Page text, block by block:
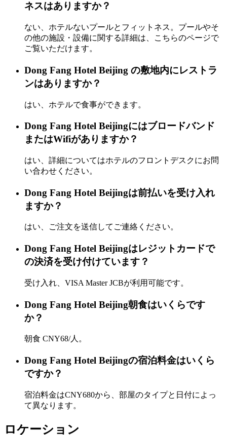
ネスはありますか？
ない、ホテルないプールとフィットネス。プールやそ
の他の施設・設備に関する詳細は、こちらのページで
ご覧いただけます。
Dong Fang Hotel Beijing の敷地内にレストラ
ンはありますか？
はい、ホテルで食事ができます。
Dong Fang Hotel Beijingにはブロードバンド
またはWifiがありますか？
はい、詳細についてはホテルのフロントデスクにお問
い合わせください。
Dong Fang Hotel Beijingは前払いを受け入れ
ますか？
はい、ご注文を送信してご連絡ください。
Dong Fang Hotel Beijingはレジットカードで
の決済を受け付けています？
受け入れ、VISA Master JCBが利用可能です。
Dong Fang Hotel Beijing朝食はいくらです
か？
朝食 CNY68/人。
Dong Fang Hotel Beijingの宿泊料金はいくら
ですか？
宿泊料金はCNY680から、部屋のタイプと日付によっ
て異なります。
ロケーション